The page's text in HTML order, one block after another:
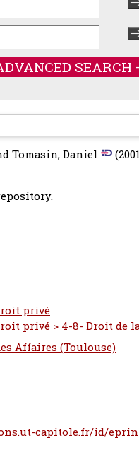
SEARCH
Tomasin, Daniel
privé
privé > 4-8- Droit
Affaires (Toulouse)
capitole.fr/id/